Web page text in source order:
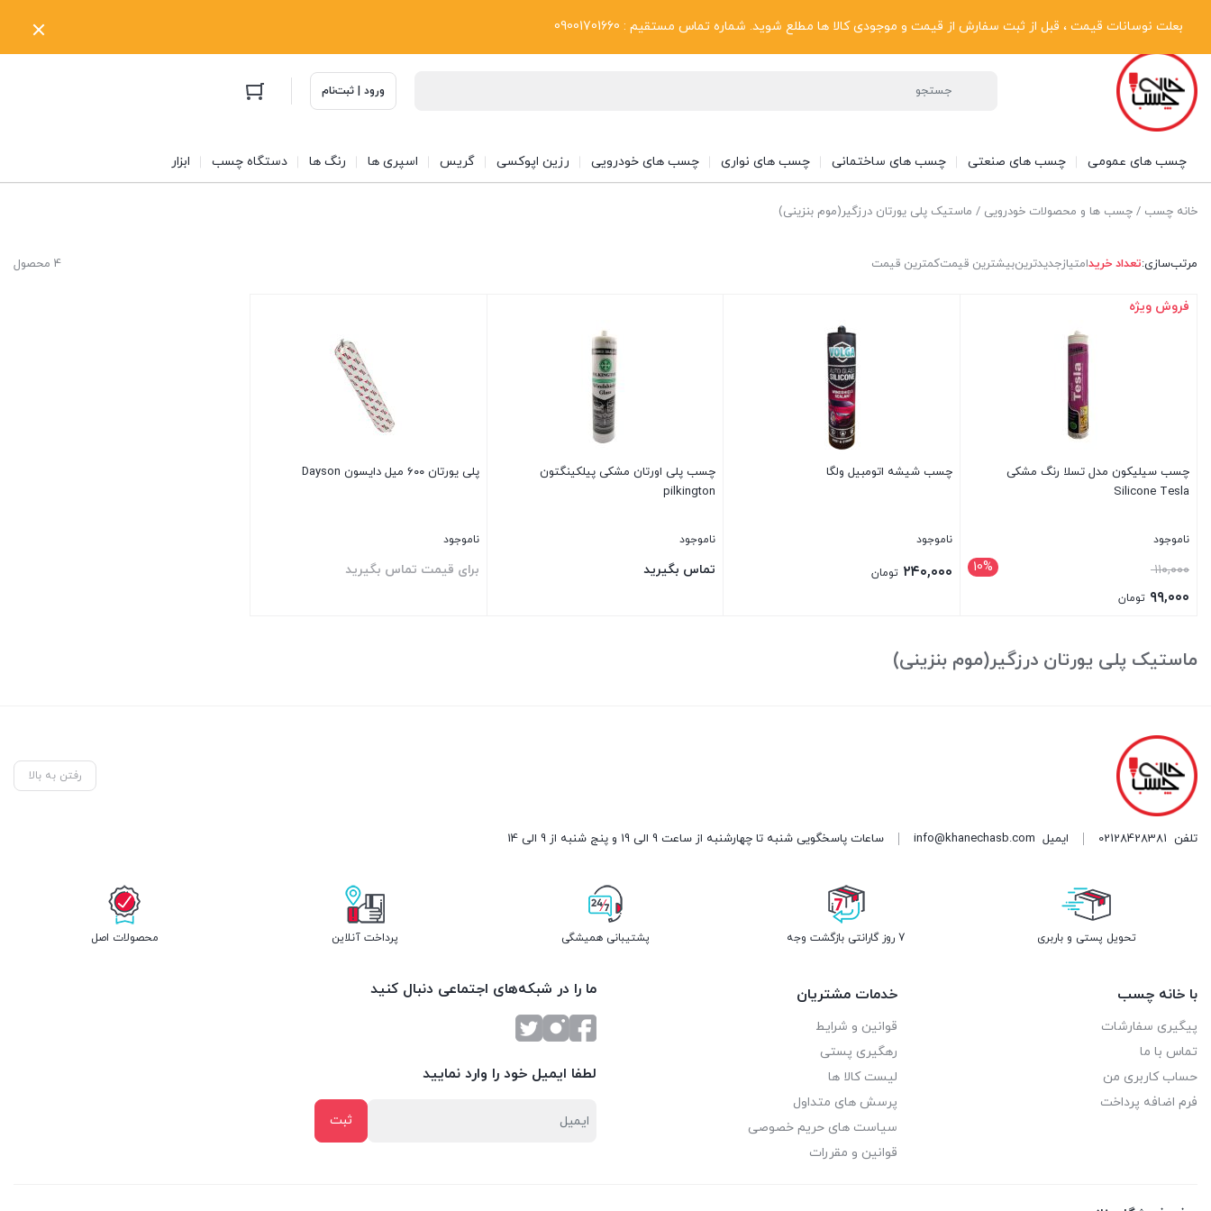
بعلت نوسانات قیمت ، قبل از ثبت سفارش از قیمت و موجودی کالا ها مطلع شوید. شماره تماس مستقیم : 09001701660
پیگیری سفارشات دریافت فاکتور رسمی تماس با ما درباره ما بلاگ
ورود | ثبت‌نام
چسب های عمومی چسب های صنعتی چسب های ساختمانی چسب های نواری چسب های خودرویی رزین اپوکسی گریس اسپری ها رنگ ها دستگاه چسب ابزار
خانه چسب / چسب ها و محصولات خودرویی / ماستیک پلی یورتان درزگیر(موم بنزینی)
4 محصول مرتب‌سازی:تعداد خریدامتیازجدیدترینبیشترین قیمتکمترین قیمت
فروش ویژه
چسب سیلیکون مدل تسلا رنگ مشکی
Silicone Tesla
ناموجود
10% ۱۱۰,۰۰۰قیمت
اصلی:۹۹,۰۰۰ تومان
۹۹,۰۰۰ تومان.
چسب شیشه اتومبیل ولگا
ناموجود
۲۴۰,۰۰۰ تومان
چسب پلی اورتان مشکی پیلکینگتون
pilkington
ناموجود
تماس بگیرید
پلی یورتان ۶۰۰ میل دایسون Dayson
ناموجود
برای قیمت تماس بگیرید
ماستیک پلی یورتان درزگیر(موم بنزینی)
رفتن به بالا
تلفن 02128428381 ایمیل info@khanechasb.com ساعات پاسخگویی شنبه تا چهارشنبه از ساعت 9 الی 19 و پنج شنبه از 9 الی 14
تحویل پستی و باربری 7 روز گارانتی بازگشت وجه پشتیبانی همیشگی پرداخت آنلاین محصولات اصل
با خانه چسب
پیگیری سفارشات
تماس با ما
حساب کاربری من
فرم اضافه پرداخت
خدمات مشتریان
قوانین و شرایط
رهگیری پستی
لیست کالا ها
پرسش های متداول
سیاست های حریم خصوصی
قوانین و مقررات
ما را در شبکه‌های اجتماعی دنبال کنید
لطفا ایمیل خود را وارد نمایید